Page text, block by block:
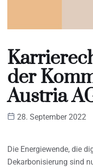
der
Austria
28. September 2022
Die Energiewende, die
Dekarbonisierung sind